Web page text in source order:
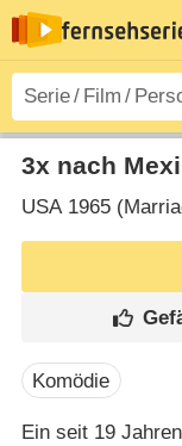
3x nach
USA1965
Komödie
Ein seit 19